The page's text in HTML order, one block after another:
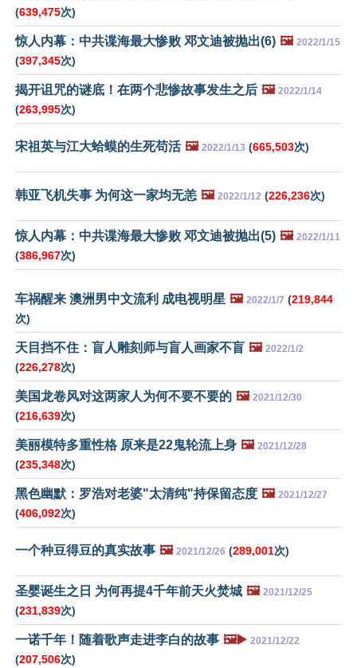
(639,475次)
惊人内幕：中共谍海最大惨败 邓文迪被抛出(6) 🖼️ 2022/1/15
(397,345次)
揭开诅咒的谜底！在两个悲惨故事发生之后 🖼️ 2022/1/14
(263,995次)
宋祖英与江大蛤蟆的生死苟活 🖼️ 2022/1/13 (665,503次)
韩亚飞机失事 为何这一家均无恙 🖼️ 2022/1/12 (226,236次)
惊人内幕：中共谍海最大惨败 邓文迪被抛出(5) 🖼️ 2022/1/11
(386,967次)
车祸醒来 澳洲男中文流利 成电视明星 🖼️ 2022/1/7 (219,844
次)
天目挡不住：盲人雕刻师与盲人画家不盲 🖼️ 2022/1/2
(226,278次)
美国龙卷风对这两家人为何不要不要的 🖼️ 2021/12/30
(216,639次)
美丽模特多重性格 原来是22鬼轮流上身 🖼️ 2021/12/28
(235,348次)
黑色幽默：罗浩对老婆"太清纯"持保留态度 🖼️ 2021/12/27
(406,092次)
一个种豆得豆的真实故事 🖼️ 2021/12/26 (289,001次)
圣婴诞生之日 为何再提4千年前天火焚城 🖼️ 2021/12/25
(231,839次)
一诺千年！随着歌声走进李白的故事 🖼️▶️ 2021/12/22
(207,506次)